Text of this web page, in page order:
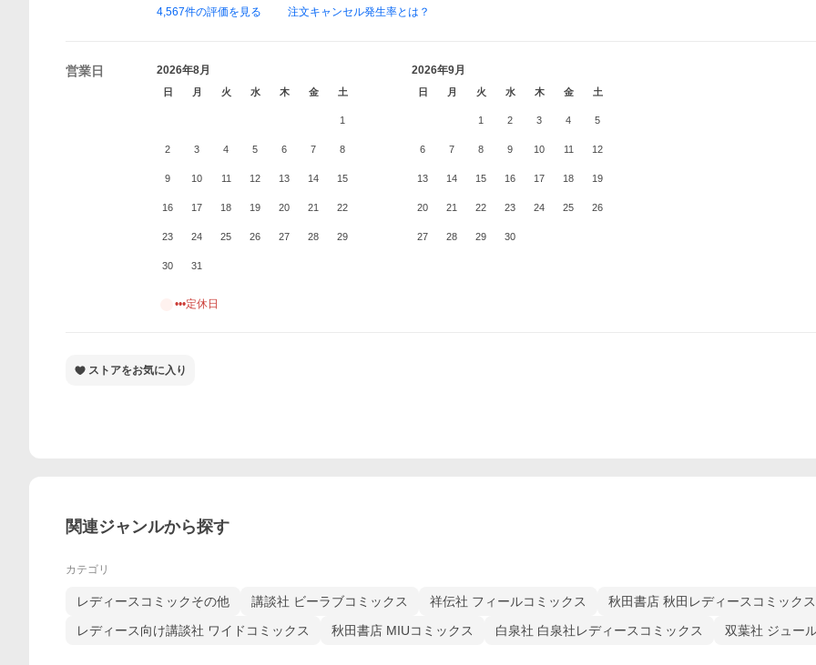
4,567件の評価を見る 注文キャンセル発生率とは？
営業日 2026年8月
日 月 火 水 木 金 土
1
2 3 4 5 6 7 8
9 10 11 12 13 14 15
16 17 18 19 20 21 22
23 24 25 26 27 28 29
30 31
2026年9月
日 月 火 水 木 金 土
1 2 3 4 5
6 7 8 9 10 11 12
13 14 15 16 17 18 19
20 21 22 23 24 25 26
27 28 29 30
•••定休日
ストアをお気に入り
関連ジャンルから探す
カテゴリ
レディースコミックその他 講談社 ビーラブコミックス 祥伝社 フィールコミックス 秋田書店 秋田レディースコミックス
レディース向け講談社 ワイドコミックス
秋田書店 MIUコミックス 白泉社 白泉社レディースコミックス 双葉社 ジュー